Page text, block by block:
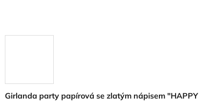
Girlanda party papírová se zlatým nápisem "HAPPY